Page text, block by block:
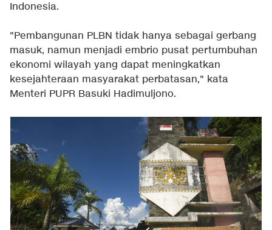
Indonesia.
"Pembangunan PLBN tidak hanya sebagai gerbang
masuk, namun menjadi embrio pusat pertumbuhan
ekonomi wilayah yang dapat meningkatkan
kesejahteraan masyarakat perbatasan," kata
Menteri PUPR Basuki Hadimuljono.